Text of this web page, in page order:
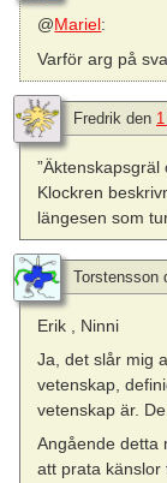
@Mariel:
Varför arg på
Fredrik den
”Äktenskapsgräl
Klockren
längesen som
Torstensson
Erik , Ninni
Ja, det slår mig
vetenskap,
vetenskap är.
Angående detta
att prata känslor